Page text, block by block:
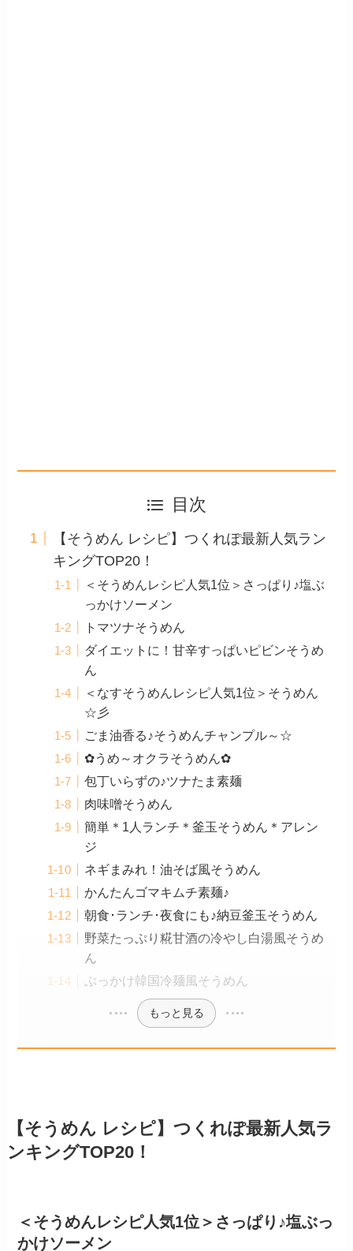
目次
【そうめん レシピ】つくれぽ最新人気ラン
キングTOP20！
＜そうめんレシピ人気1位＞さっぱり♪塩ぶ
っかけソーメン
トマツナそうめん
ダイエットに！甘辛すっぱいピビンそうめ
ん
＜なすそうめんレシピ人気1位＞そうめん
☆彡
ごま油香る♪そうめんチャンプル～☆
✿うめ～オクラそうめん✿
包丁いらずの♪ツナたま素麺
肉味噌そうめん
簡単＊1人ランチ＊釜玉そうめん＊アレン
ジ
ネギまみれ！油そば風そうめん
かんたんゴマキムチ素麺♪
朝食･ランチ･夜食にも♪納豆釜玉そうめん
野菜たっぷり糀甘酒の冷やし白湯風そうめ
ん
ぶっかけ韓国冷麺風そうめん
もっと見る
【そうめん レシピ】つくれぽ最新人気ラ
ンキングTOP20！
＜そうめんレシピ人気1位＞さっぱり♪塩ぶっ
かけソーメン